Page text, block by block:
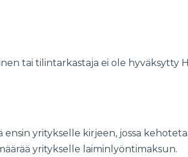
tai tilintarkastaja ei ole hyväksytty
yritykselle kirjeen, jossa
yritykselle laiminlyöntimaksun.